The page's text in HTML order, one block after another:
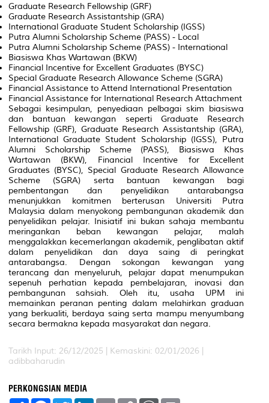
Graduate Research Fellowship (GRF)
Graduate Research Assistantship (GRA)
International Graduate Student Scholarship (IGSS)
Putra Alumni Scholarship Scheme (PASS) - Local
Putra Alumni Scholarship Scheme (PASS) - International
Biasiswa Khas Wartawan (BKW)
Financial Incentive for Excellent Graduates (BYSC)
Special Graduate Research Allowance Scheme (SGRA)
Financial Assistance to Attend International Presentation
Financial Assistance for International Research Attachment
Sebagai kesimpulan, penyediaan pelbagai skim biasiswa
dan bantuan kewangan seperti Graduate Research
Fellowship (GRF), Graduate Research Assistantship (GRA),
International Graduate Student Scholarship (IGSS), Putra
Alumni Scholarship Scheme (PASS), Biasiswa Khas
Wartawan (BKW), Financial Incentive for Excellent
Graduates (BYSC), Special Graduate Research Allowance
Scheme (SGRA) serta bantuan kewangan bagi
pembentangan dan penyelidikan antarabangsa
menunjukkan komitmen berterusan Universiti Putra
Malaysia dalam menyokong pembangunan akademik dan
penyelidikan pelajar. Inisiatif ini bukan sahaja membantu
meringankan beban kewangan pelajar, malah
menggalakkan kecemerlangan akademik, penglibatan aktif
dalam penyelidikan dan daya saing di peringkat
antarabangsa. Dengan sokongan kewangan yang
terancang dan menyeluruh, pelajar dapat menumpukan
sepenuh perhatian kepada pembelajaran, inovasi dan
pembangunan sahsiah. Oleh itu, usaha UPM ini
memainkan peranan penting dalam melahirkan graduan
yang berkualiti, berdaya saing serta mampu menyumbang
secara bermakna kepada masyarakat dan negara.
Tarikh Input: 26/12/2025 | Kemaskini: 02/01/2026 |
adibbaharudin
PERKONGSIAN MEDIA